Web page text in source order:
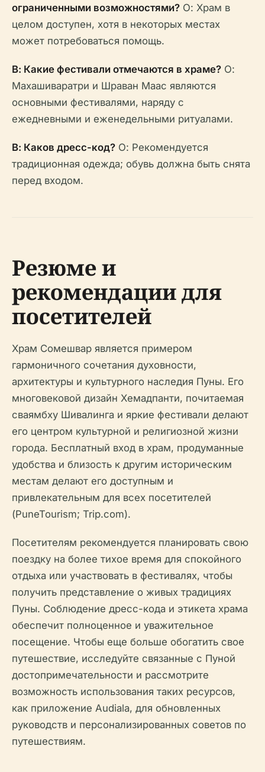
ограниченными возможностями? О: Храм в
целом доступен, хотя в некоторых местах
может потребоваться помощь.
В: Какие фестивали отмечаются в храме? О:
Махашиваратри и Шраван Маас являются
основными фестивалями, наряду с
ежедневными и еженедельными ритуалами.
В: Каков дресс-код? О: Рекомендуется
традиционная одежда; обувь должна быть снята
перед входом.
Резюме и
рекомендации для
посетителей
Храм Сомешвар является примером
гармоничного сочетания духовности,
архитектуры и культурного наследия Пуны. Его
многовековой дизайн Хемадпанти, почитаемая
сваямбху Шивалинга и яркие фестивали делают
его центром культурной и религиозной жизни
города. Бесплатный вход в храм, продуманные
удобства и близость к другим историческим
местам делают его доступным и
привлекательным для всех посетителей
(PuneTourism; Trip.com).
Посетителям рекомендуется планировать свою
поездку на более тихое время для спокойного
отдыха или участвовать в фестивалях, чтобы
получить представление о живых традициях
Пуны. Соблюдение дресс-кода и этикета храма
обеспечит полноценное и уважительное
посещение. Чтобы еще больше обогатить свое
путешествие, исследуйте связанные с Пуной
достопримечательности и рассмотрите
возможность использования таких ресурсов,
как приложение Audiala, для обновленных
руководств и персонализированных советов по
путешествиям.